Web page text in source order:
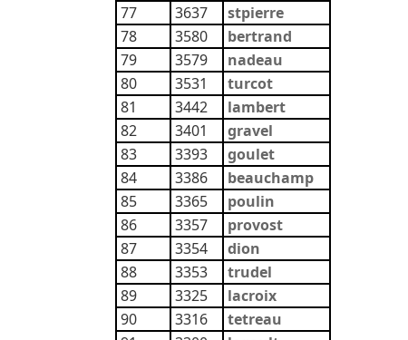
77
3637
stpierre
78
3580
bertrand
79
3579
nadeau
80
3531
turcot
81
3442
lambert
82
3401
gravel
83
3393
goulet
84
3386
beauchamp
85
3365
poulin
86
3357
provost
87
3354
dion
88
3353
trudel
89
3325
lacroix
90
3316
tetreau